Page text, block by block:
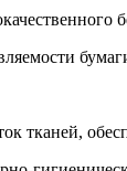
тканей,